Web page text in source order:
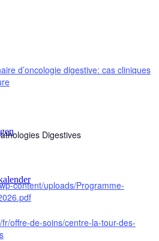
d’oncologie digestive: cas cliniques
Digestives
content/uploads/Programme-
offre-de-soins/centre-la-tour-des-